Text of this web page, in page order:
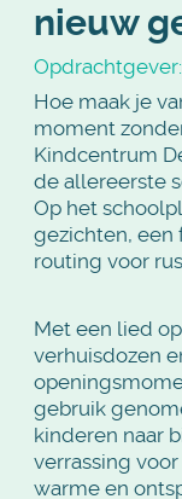
nieuw
Hoe maak je
moment
Kindcentrum
de allereerste
Op het
gezichten,
routing voor
Met een lied
verhuisdozen
gebruik
kinderen naar
verrassing
warme en